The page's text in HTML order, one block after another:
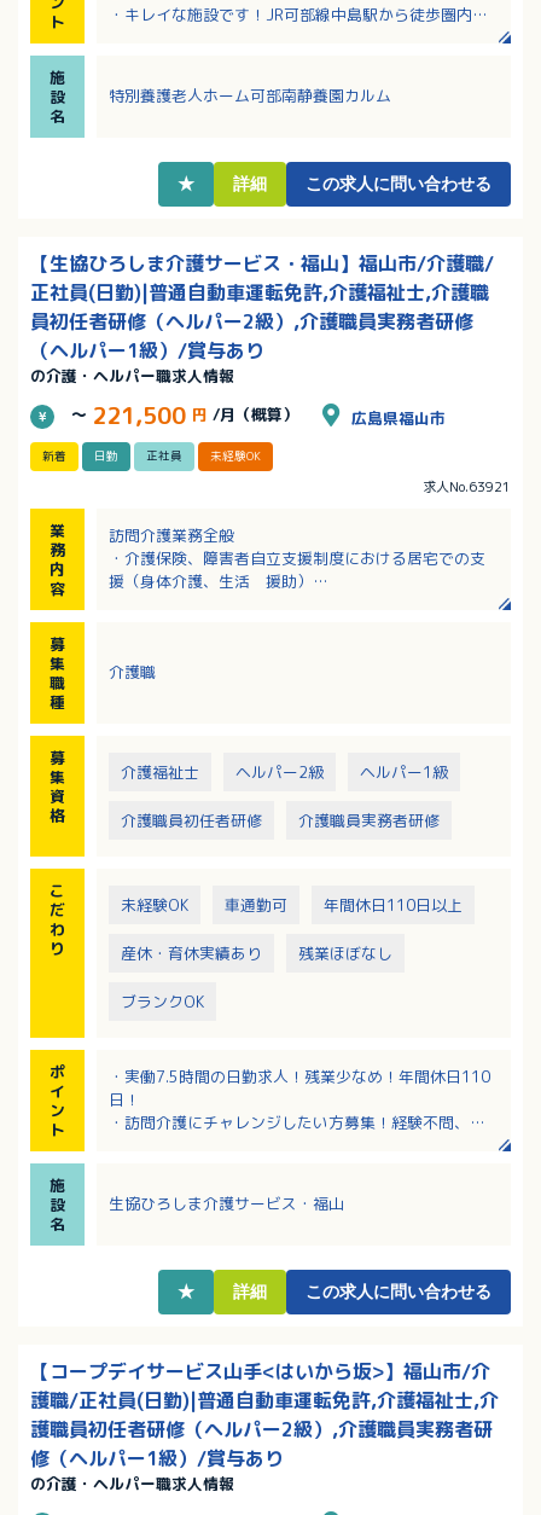
ト
・キレイな施設です！JR可部線中島駅から徒歩圏内！
目標が立てやすくチャレンジを歓迎してくださる社風
です！
おススメです！
施
設
名
特別養護老人ホーム可部南静養園カルム
★ 詳細 この求人に問い合わせる
【生協ひろしま介護サービス・福山】福山市/介護職/
正社員(日勤)|普通自動車運転免許,介護福祉士,介護職
員初任者研修（ヘルパー2級）,介護職員実務者研修
（ヘルパー1級）/賞与あり
の介護・ヘルパー職求人情報
～ 221,500 円 /月（概算） 広島県福山市
新着 日勤 正社員 未経験OK
求人No.63921
業
務
内
容
訪問介護業務全般
・介護保険、障害者自立支援制度における居宅での支
援（身体介護、生活 援助）
・その他事務業務
募
集
職
種
介護職
募
集
資
格
介護福祉士 ヘルパー2級 ヘルパー1級
介護職員初任者研修 介護職員実務者研修
こ
だ
わ
り
未経験OK 車通勤可 年間休日110日以上
産休・育休実績あり 残業ほぼなし
ブランクOK
ポ
イ
ン
ト
・実働7.5時間の日勤求人！残業少なめ！年間休日110
日！
・訪問介護にチャレンジしたい方募集！経験不問、ブ
円／月アップ！
・介護福祉士の資格があれば、別途手当あり！
施
設
名
生協ひろしま介護サービス・福山
★ 詳細 この求人に問い合わせる
【コープデイサービス山手<はいから坂>】福山市/介
護職/正社員(日勤)|普通自動車運転免許,介護福祉士,介
護職員初任者研修（ヘルパー2級）,介護職員実務者研
修（ヘルパー1級）/賞与あり
の介護・ヘルパー職求人情報